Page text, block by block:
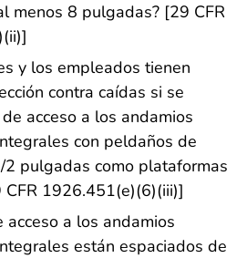
menos 8 pulgadas? [29 CFR
y los empleados tienen
contra caídas si se
acceso a los andamios
con peldaños de
pulgadas como plataformas
1926.451(e)(6)(iii)]
acceso a los andamios
están espaciados de